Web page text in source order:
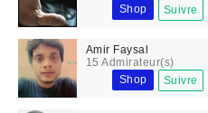
Suivre
Shop
Amir Faysal
15 Admirateur(s)
Suivre
Shop